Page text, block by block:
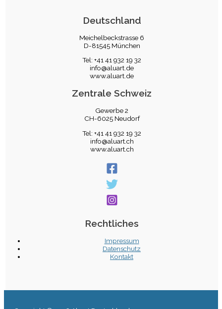
Deutschland
Meichelbeckstrasse 6
D-81545 München
Tel: +41 41 932 19 32
info@aluart.de
www.aluart.de
Zentrale Schweiz
Gewerbe 2
CH-6025 Neudorf
Tel: +41 41 932 19 32
info@aluart.ch
www.aluart.ch
Rechtliches
Impressum
Datenschutz
Kontakt